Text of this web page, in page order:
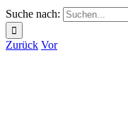
Suche nach:
Zurück Vor